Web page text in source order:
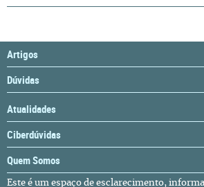
Artigos
Dúvidas
Atualidades
Ciberdúvidas
Quem Somos
Este é um espaço de esclarecimento,